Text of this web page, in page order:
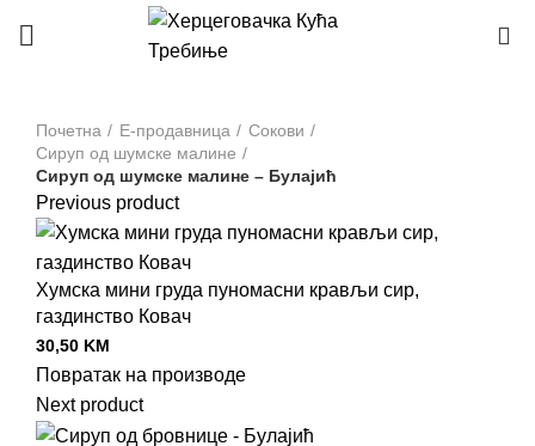
Почетна Е-продавница
Сокови
Сируп од шумске малине
Сируп од шумске малине – Булајић
Previous product
Хумска мини груда пуномасни крављи сир,
газдинство Ковач
30,50 KM
Повратак на производе
Next product